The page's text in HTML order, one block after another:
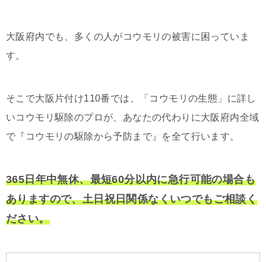
大阪府内でも、多くの人がコウモリの被害に困っていま
す。
そこで大阪片付け110番では、「コウモリの生態」に詳し
いコウモリ駆除のプロが、あなたの代わりに大阪府内全域
で『コウモリの駆除から予防まで』を全て行います。
365日年中無休、最短60分以内に急行可能の場合も
ありますので、土日祝日関係なくいつでもご相談く
ださい。